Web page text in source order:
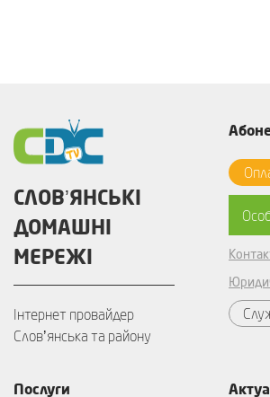
СЛОВʼЯНСЬКІ
ДОМАШНІ
МЕРЕЖІ
Інтернет провайдер
Словʼянська та району
Послуги